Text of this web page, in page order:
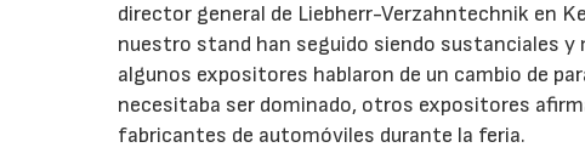
director general de Liebherr-Verzahntechnik en
nuestro stand han seguido siendo sustanciales y
algunos expositores hablaron de un cambio de
necesitaba ser dominado, otros expositores
fabricantes de automóviles durante la feria.